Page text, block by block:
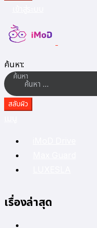
ค้นหา:
ค้นหา
สลับผิว
เรื่องล่าสุด